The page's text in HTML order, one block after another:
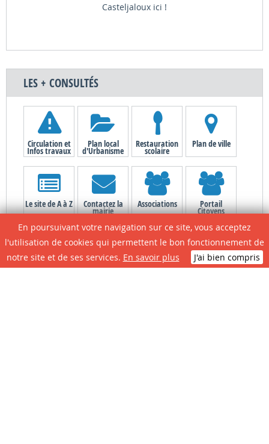
Casteljaloux ici !
LES + CONSULTÉS
Circulation et
Infos travaux
Plan local
d'Urbanisme
Restauration
scolaire
Plan de ville
Le site de A à Z Contactez la
mairie
Associations Portail
Citoyens
N° D'urgence
En poursuivant votre navigation sur ce site, vous acceptez
l'utilisation de cookies qui permettent le bon fonctionnement de
notre site et de ses services. En savoir plus J'ai bien compris